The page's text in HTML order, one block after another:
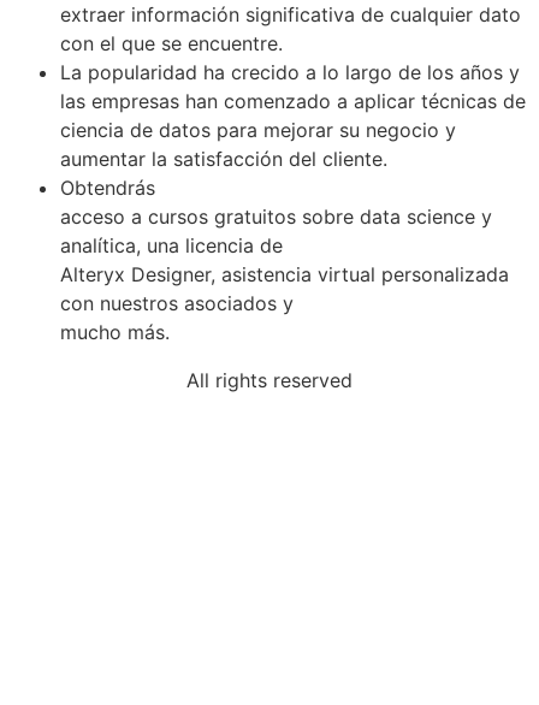
extraer información significativa de cualquier dato
con el que se encuentre.
La popularidad ha crecido a lo largo de los años y
las empresas han comenzado a aplicar técnicas de
ciencia de datos para mejorar su negocio y
aumentar la satisfacción del cliente.
Obtendrás
acceso a cursos gratuitos sobre data science y
analítica, una licencia de
Alteryx Designer, asistencia virtual personalizada
con nuestros asociados y
mucho más.
All rights reserved